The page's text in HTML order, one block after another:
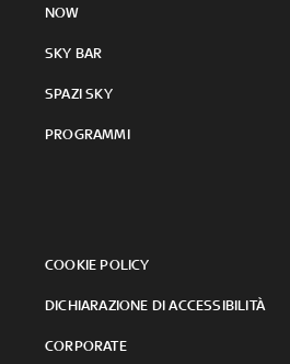
NOW
SKY BAR
SPAZI SKY
PROGRAMMI
COOKIE POLICY
DICHIARAZIONE DI ACCESSIBILITÀ
CORPORATE